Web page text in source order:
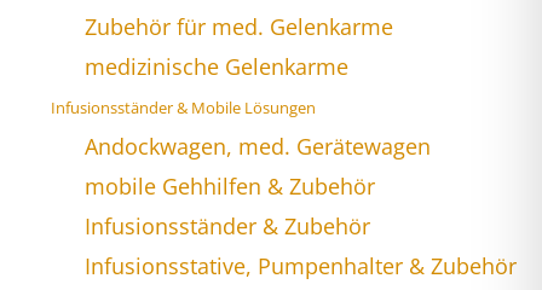
Zubehör für med. Gelenkarme
medizinische Gelenkarme
Infusionsständer & Mobile Lösungen
Andockwagen, med. Gerätewagen
mobile Gehhilfen & Zubehör
Infusionsständer & Zubehör
Infusionsstative, Pumpenhalter & Zubehör